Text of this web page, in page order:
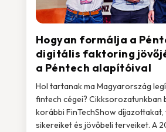
Hogyan formálja a
digitális faktoring
a Péntech alapítóival
Hol tartanak ma Magyarország
fintech cégei? Cikksorozatunkban
korábbi FinTechShow
sikereiket és jövőbeli terveiket. A